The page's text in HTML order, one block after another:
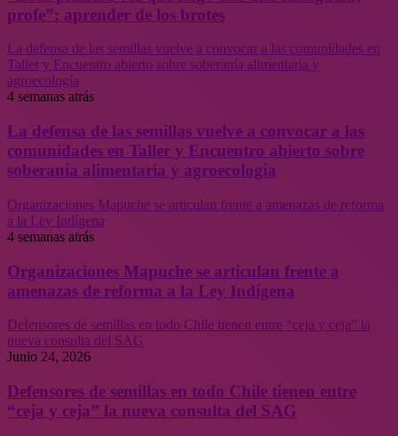
profe”: aprender de los brotes
La defensa de las semillas vuelve a convocar a las comunidades en
Taller y Encuentro abierto sobre soberanía alimentaria y
agroecología
4 semanas atrás
La defensa de las semillas vuelve a convocar a las
comunidades en Taller y Encuentro abierto sobre
soberanía alimentaria y agroecología
Organizaciones Mapuche se articulan frente a amenazas de reforma
a la Ley Indígena
4 semanas atrás
Organizaciones Mapuche se articulan frente a
amenazas de reforma a la Ley Indígena
Defensores de semillas en todo Chile tienen entre “ceja y ceja” la
nueva consulta del SAG
Junio 24, 2026
Defensores de semillas en todo Chile tienen entre
“ceja y ceja” la nueva consulta del SAG